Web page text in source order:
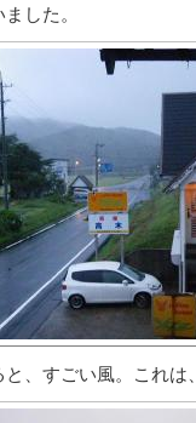
した。
、すごい風。これは